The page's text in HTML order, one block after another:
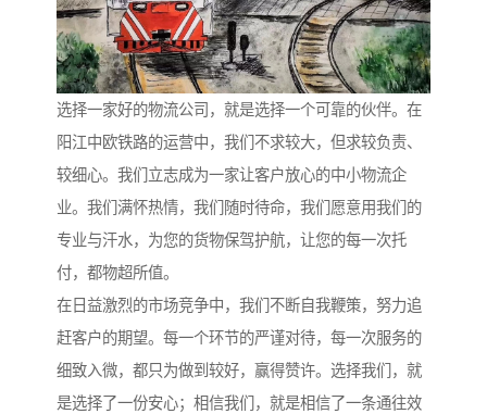
选择一家好的物流公司，就是选择一个可靠的伙伴。在
阳江中欧铁路的运营中，我们不求较大，但求较负责、
较细心。我们立志成为一家让客户放心的中小物流企
业。我们满怀热情，我们随时待命，我们愿意用我们的
专业与汗水，为您的货物保驾护航，让您的每一次托
付，都物超所值。
在日益激烈的市场竞争中，我们不断自我鞭策，努力追
赶客户的期望。每一个环节的严谨对待，每一次服务的
细致入微，都只为做到较好，赢得赞许。选择我们，就
是选择了一份安心；相信我们，就是相信了一条通往效